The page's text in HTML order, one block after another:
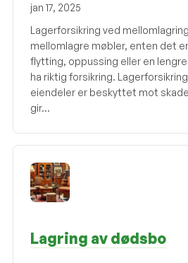
jan 17, 2025
Lagerforsikring ved
mellomlagre møbler, enten det
flytting, oppussing eller en
ha riktig forsikring.
eiendeler er beskyttet mot
gir...
Lagring av dødsbo